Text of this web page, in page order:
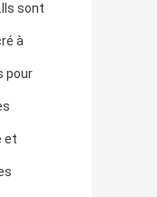
sont
à
pour
et